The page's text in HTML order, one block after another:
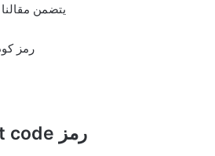
يتضمن
رمز
رمز discount code متجر اريكا